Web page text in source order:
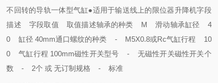
不回转的导轨一体型气缸●适用于输送线上的限位器升降机字段
描述 字段取值 取值描述轴承的种类 M 滑动轴承缸径 4
0 缸径 40mm通口螺纹的种类 - M5X0.8或Rc气缸行程 10
0 气缸行程 100mm磁性开关型号 - 无磁性开关磁性开关个
数 - 2个 或 无订制规格 - 标准